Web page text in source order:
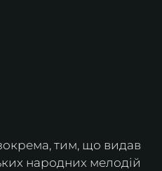
тим, що видав
народних мелодій